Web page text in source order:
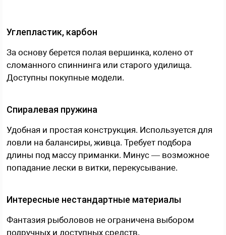
Углепластик, карбон
За основу берется полая вершинка, колено от
сломанного спиннинга или старого удилища.
Доступны покупные модели.
Спиралевая пружина
Удобная и простая конструкция. Используется для
ловли на балансиры, живца. Требует подбора
длины под массу приманки. Минус — возможное
попадание лески в витки, перекусывание.
Интересные нестандартные материалы
Фантазия рыболовов не ограничена выбором
подручных и доступных средств.